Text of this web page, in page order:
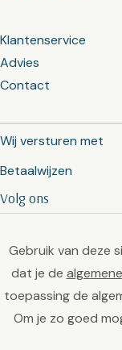
Klantenservice
Advies
Contact
Wij versturen met
Betaalwijzen
Volg ons
Gebruik van deze
dat je de
toepassing de
Om je zo goed